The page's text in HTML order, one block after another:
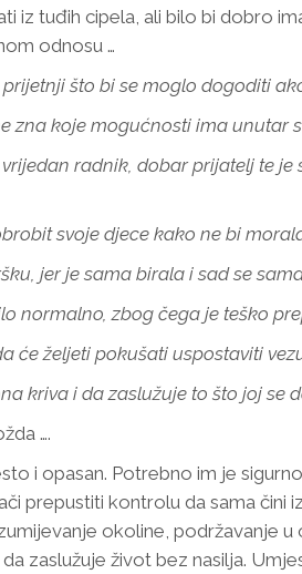
iz tuđih cipela, ali bilo bi dobro
odnosu …
što bi se moglo dogoditi
zna koje mogućnosti ima unutar
radnik, dobar prijatelj te
svoje djece kako ne bi
jer je sama birala i sad se
normalno, zbog čega je teško
će željeti pokušati uspostaviti
kriva i da zaslužuje to što joj se
….
i opasan. Potrebno im je
prepustiti kontrolu da sama
okoline, podržavanje
zaslužuje život bez nasilja.